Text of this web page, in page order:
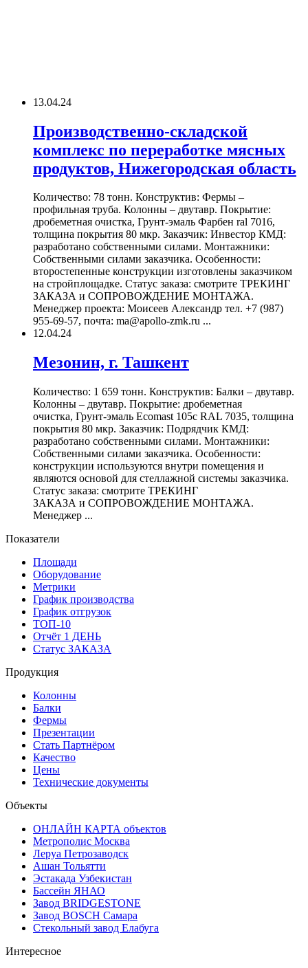
13.04.24
Производственно-складской
комплекс по переработке мясных
продуктов, Нижегородская область
Количество: 78 тонн. Конструктив: Фермы –
профильная труба. Колонны – двутавр. Покрытие:
дробеметная очистка, Грунт-эмаль Фарбен ral 7016,
толщина покрытия 80 мкр. Заказчик: Инвестор КМД:
разработано собственными силами. Монтажники:
Собственными силами заказчика. Особенности:
второстепенные конструкции изготовлены заказчиком
на стройплощадке. Статус заказа: смотрите ТРЕКИНГ
ЗАКАЗА и СОПРОВОЖДЕНИЕ МОНТАЖА.
Менеджер проекта: Моисеев Александр тел. +7 (987)
955-69-57, почта: ma@apollo-zmk.ru ...
12.04.24
Мезонин, г. Ташкент
Количество: 1 659 тонн. Конструктив: Балки – двутавр.
Колонны – двутавр. Покрытие: дробеметная
очистка, Грунт-эмаль Ecomast 105c RAL 7035, толщина
покрытия 80 мкр. Заказчик: Подрядчик КМД:
разработано собственными силами. Монтажники:
Собственными силами заказчика. Особенности:
конструкции используются внутри помещения и
являются основой для стеллажной системы заказчика.
Статус заказа: смотрите ТРЕКИНГ
ЗАКАЗА и СОПРОВОЖДЕНИЕ МОНТАЖА.
Менеджер ...
Показатели
Площади
Оборудование
Метрики
График производства
График отгрузок
ТОП-10
Отчёт 1 ДЕНЬ
Статус ЗАКАЗА
Продукция
Колонны
Балки
Фермы
Презентации
Стать Партнёром
Качество
Цены
Технические документы
Объекты
ОНЛАЙН КАРТА объектов
Метрополис Москва
Леруа Петрозаводск
Ашан Тольятти
Эстакада Узбекистан
Бассейн ЯНАО
Завод BRIDGESTONE
Завод BOSCH Самара
Стекольный завод Елабуга
Интересное